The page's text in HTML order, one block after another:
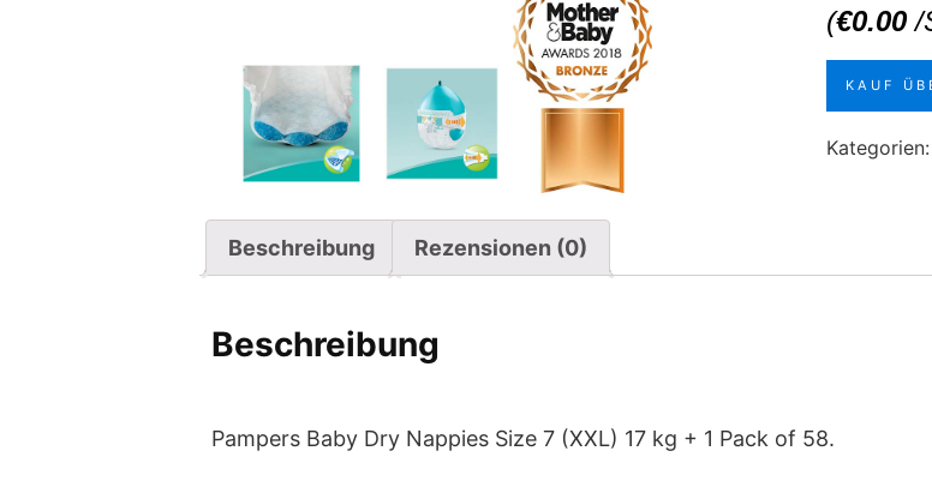
(€0.00 /
KAUF
Kategorien:
Beschreibung Rezensionen (0)
Beschreibung
Pampers Baby Dry Nappies Size 7 (XXL) 17 kg + 1 Pack of 58.